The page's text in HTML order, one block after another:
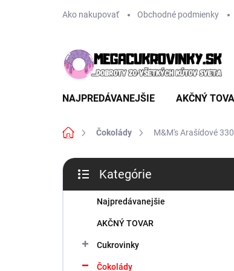
Ako nakupovať Obchodné podmienky
NAJPREDÁVANEJŠIE AKČNÝ
DomovČokolády M&M's Arašídové
B
č
kategórie
Kategórie
Najpredávanejšie
AKČNÝ TOVAR
Cukrovinky
Čokolády